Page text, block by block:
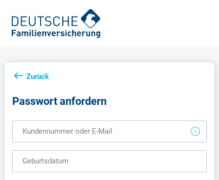
Zurück
Passwort anfordern
Kundennummer oder E-Mail
Geburtsdatum